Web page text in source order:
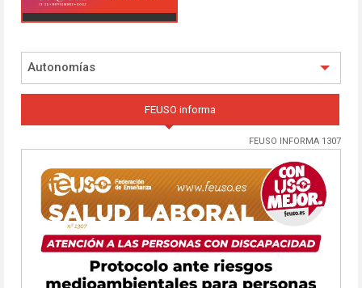
Autonomías
FEUSO informa
FEUSO INFORMA 1307